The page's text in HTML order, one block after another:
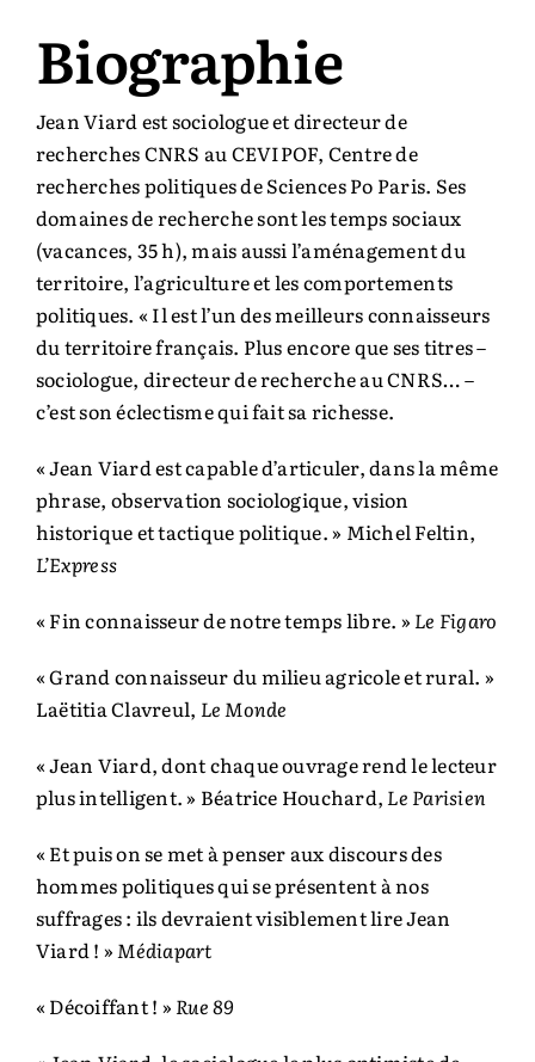
Auteurs & cie
Bibliothèque des territoires
Équipe
Catalogue
Rechercher:
Biographie
Jean Viard est sociologue et directeur de
recherches CNRS au CEVIPOF, Centre de
recherches politiques de Sciences Po Paris. Ses
domaines de recherche sont les temps sociaux
(vacances, 35 h), mais aussi l’aménagement du
territoire, l’agriculture et les comportements
politiques. « Il est l’un des meilleurs connaisseurs
du territoire français. Plus encore que ses titres –
sociologue, directeur de recherche au CNRS… –
c’est son éclectisme qui fait sa richesse.
« Jean Viard est capable d’articuler, dans la même
phrase, observation sociologique, vision
historique et tactique politique. » Michel Feltin,
L’Express
« Fin connaisseur de notre temps libre. » Le Figaro
« Grand connaisseur du milieu agricole et rural. »
Laëtitia Clavreul, Le Monde
« Jean Viard, dont chaque ouvrage rend le lecteur
plus intelligent. » Béatrice Houchard, Le Parisien
« Et puis on se met à penser aux discours des
hommes politiques qui se présentent à nos
suffrages : ils devraient visiblement lire Jean
Viard ! »Médiapart
« Décoiffant ! » Rue 89